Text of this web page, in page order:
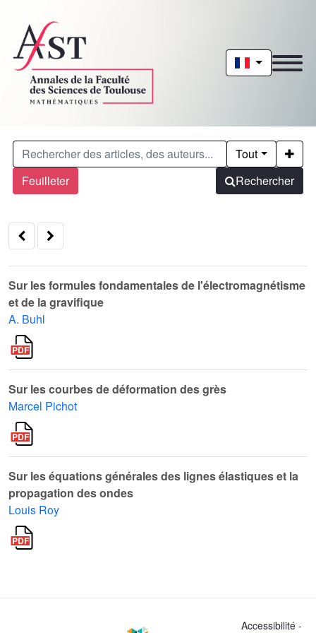
Feuilleter
Tout
Rechercher
Sur les formules fondamentales de l'électromagnétisme
et de la gravifique
A. Buhl
Sur les courbes de déformation des grès
Marcel Pichot
Sur les équations générales des lignes élastiques et la
propagation des ondes
Louis Roy
Accessibilité -